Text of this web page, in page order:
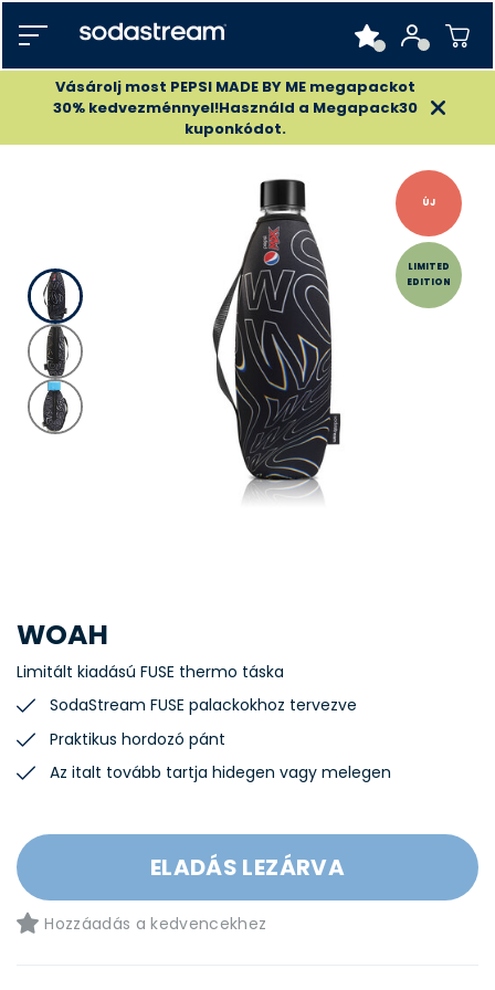
Vásárolj most PEPSI MADE BY ME megapackot
30% kedvezménnyel!Használd a Megapack30
kuponkódot.
ÚJ
LIMITED
EDITION
WOAH
Limitált kiadású FUSE thermo táska
SodaStream FUSE palackokhoz tervezve
Praktikus hordozó pánt
Az italt tovább tartja hidegen vagy melegen
ELADÁS LEZÁRVA
Hozzáadás a kedvencekhez